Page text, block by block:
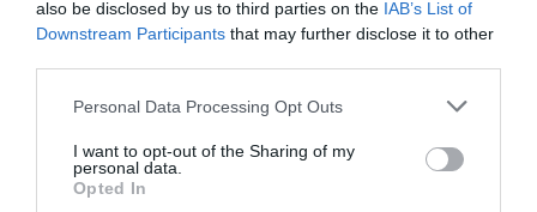
also be disclosed by us to third parties on the IAB’s List of
Downstream Participants that may further disclose it to other
Please note that this website/app uses one or more Google
not limited to your visit or usage behaviour. You may click to
grant or deny consent to Google and its third-party tags to
use your data for below specified purposes in below Google
Personal Data Processing Opt Outs
I want to opt-out of the Sharing of my
personal data.
Opted In
Pontosan ezért nem árt…